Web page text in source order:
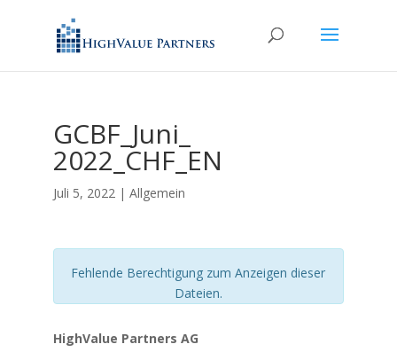
GCBF_Juni_
2022_CHF_EN
Juli 5, 2022| Allgemein
Fehlende Berechtigung zum Anzeigen dieser
Dateien.
HighValue Partners AG